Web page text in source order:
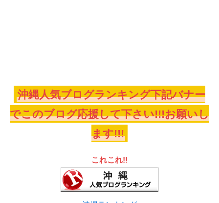
沖縄人気ブログランキング下記バナー
でこのブログ応援して下さい!!!お願いし
ます!!!
これこれ!!